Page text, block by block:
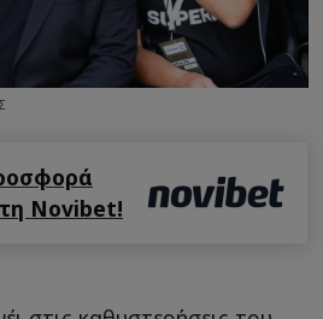
Novibet!